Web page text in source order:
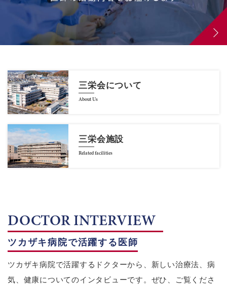
三栄会について
About Us
三栄会施設
Related facilities
DOCTOR INTERVIEW
ツカザキ病院で活躍する医師
ツカザキ病院で活躍するドクターから、新しい治療法、病
気、健康についてのインタビューです。ぜひ、ご覧くださ